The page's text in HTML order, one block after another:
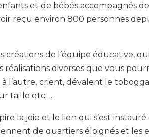
et de bébés accompagnés
reçu environ 800 personnes
créations de l’équipe éducative,
réalisations diverses que vous
l’autre, crient, dévalent le
taille etc….
la joie et le lien qui s’est
de quartiers éloignés et les